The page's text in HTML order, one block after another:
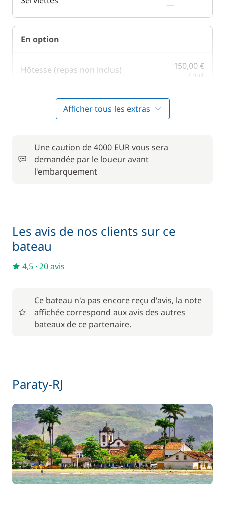
—
En option
Hôtesse (repas non inclus) 150,00 €
/ nuit
Moteur Hors Bord
Skipper (repas non inclus)
Afficher tous les extras
Une caution de 4000 EUR vous sera
demandée par le loueur avant
l'embarquement
Les avis de nos clients sur ce
bateau
4,5 · 20 avis
Ce bateau n'a pas encore reçu d'avis, la note
affichée correspond aux avis des autres
bateaux de ce partenaire.
Paraty-RJ